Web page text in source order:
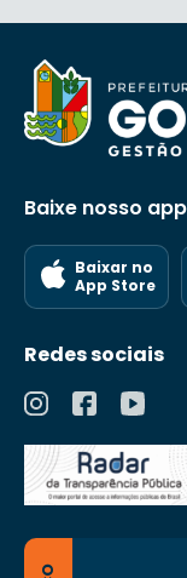
Baixe nosso app
Baixar no
App Store
Redes sociais